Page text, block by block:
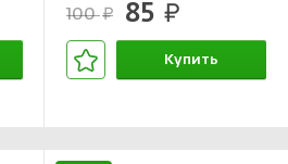
100руб. 85 руб.
Купить